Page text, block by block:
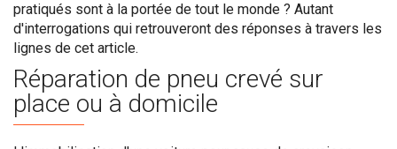
pratiqués sont à la portée de tout le monde ? Autant
d'interrogations qui retrouveront des réponses à travers les
lignes de cet article.
Réparation de pneu crevé sur
place ou à domicile